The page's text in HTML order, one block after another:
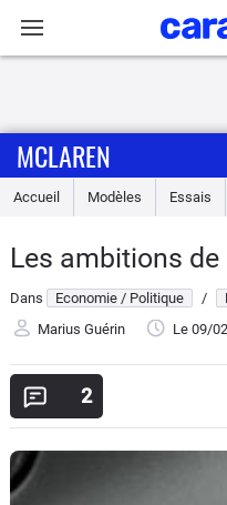
Accueil
Essais
Guide
Electriques
Utilitaires
MCLAREN
Accueil Modèles Essais
Les ambitions
Dans Economie / Politique /
Marius Guérin
Le 09/
2